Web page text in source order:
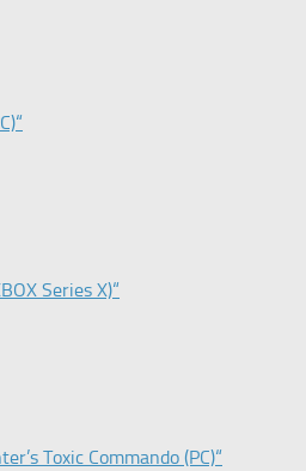
Series X)“
Toxic Commando (PC)“